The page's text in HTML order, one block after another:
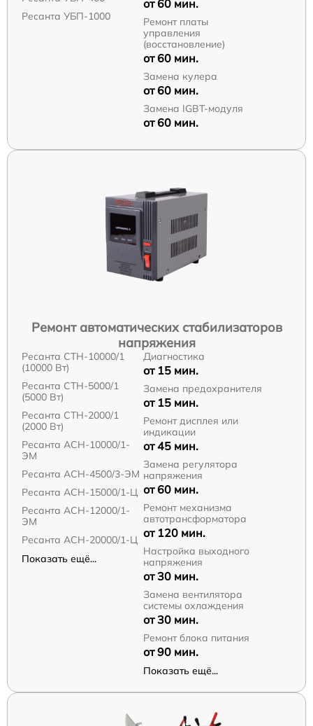
Ресанта УБП-1000
от 60 мин.
Ремонт платы
управления
(восстановление)
от 60 мин.
Замена кулера
от 60 мин.
Замена IGBT-модуля
от 60 мин.
Ремонт автоматических стабилизаторов
напряжения
Ресанта СТН-10000/1
(10000 Вт)
Ресанта СТН-5000/1
(5000 Вт)
Ресанта СТН-2000/1
(2000 Вт)
Ресанта АСН-10000/1-
ЭМ
Ресанта АСН-4500/3-ЭМ
Ресанта АСН-15000/1-Ц
Ресанта АСН-12000/1-
ЭМ
Ресанта АСН-20000/1-Ц
Показать ещё...
Диагностика
от 15 мин.
Замена предохранителя
от 15 мин.
Ремонт дисплея или
индикации
от 45 мин.
Замена регулятора
напряжения
от 60 мин.
Ремонт механизма
автотрансформатора
от 120 мин.
Настройка выходного
напряжения
от 30 мин.
Замена вентилятора
системы охлаждения
от 30 мин.
Ремонт блока питания
от 90 мин.
Показать ещё...